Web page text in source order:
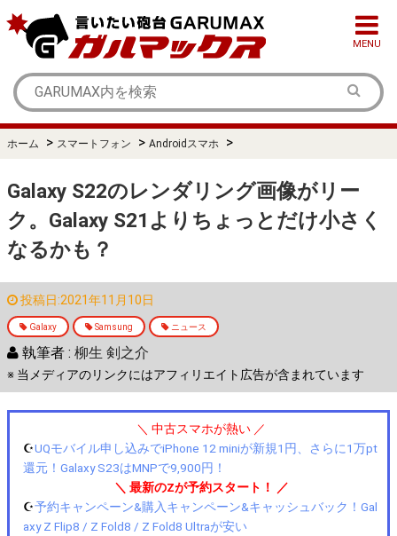
MENU
ホーム > スマートフォン > Androidスマホ >
Galaxy S22のレンダリング画像がリー
ク。Galaxy S21よりちょっとだけ小さく
なるかも？
投稿日:2021年11月10日
Galaxy Samsung ニュース
執筆者 : 柳生 剣之介
※ 当メディアのリンクにはアフィリエイト広告が含まれています
＼ 中古スマホが熱い ／
☪️UQモバイル申し込みでiPhone 12 miniが新規1円、さらに1万pt
還元！Galaxy S23はMNPで9,900円！
＼ 最新のZが予約スタート！ ／
☪️予約キャンペーン&購入キャンペーン&キャッシュバック！Gal
axy Z Flip8 / Z Fold8 / Z Fold8 Ultraが安い